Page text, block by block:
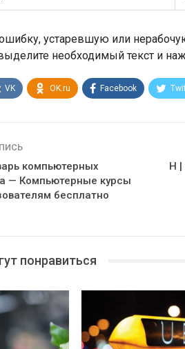
устаревшую или
необходимый текст и
VK OK.ru Facebook
компьютерных
— Компьютерные курсы
бесплатно
Н |
понравиться